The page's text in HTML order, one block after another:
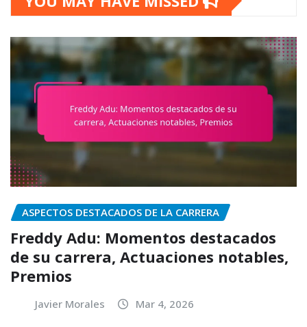
ASPECTOS DESTACADOS DE LA CARRERA
Freddy Adu: Momentos destacados
de su carrera, Actuaciones notables,
Premios
Javier Morales Mar 4, 2026